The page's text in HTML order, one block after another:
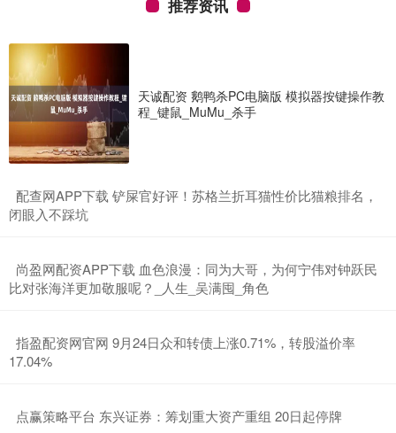
推荐资讯
天诚配资 鹅鸭杀PC电脑版 模拟器按键操作教
程_键鼠_MuMu_杀手
​配查网APP下载 铲屎官好评！苏格兰折耳猫性价比猫粮排名，
闭眼入不踩坑
​尚盈网配资APP下载 血色浪漫：同为大哥，为何宁伟对钟跃民
比对张海洋更加敬服呢？_人生_吴满囤_角色
​指盈配资网官网 9月24日众和转债上涨0.71%，转股溢价率
17.04%
​点赢策略平台 东兴证券：筹划重大资产重组 20日起停牌